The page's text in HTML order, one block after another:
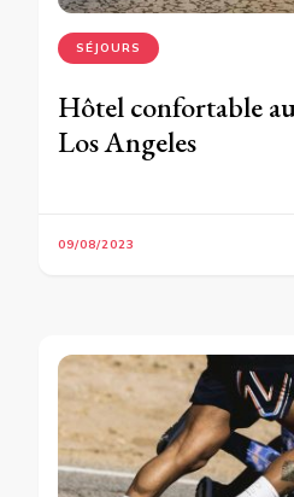
SÉJOURS
Hôtel confortable
Los Angeles
09/08/2023